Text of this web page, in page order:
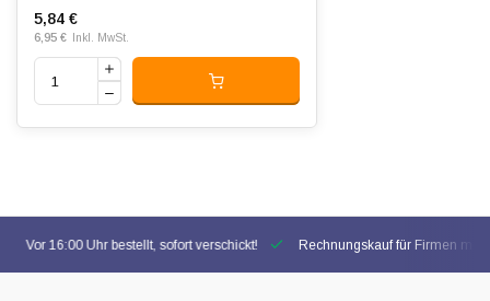
5,84 €
6,95 € Inkl. MwSt.
Vor 16:00 Uhr bestellt, sofort verschickt! Rechnungskauf für Firmen